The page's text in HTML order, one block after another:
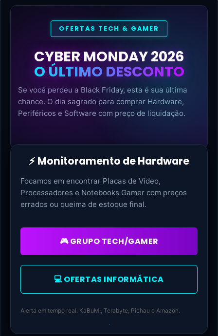
OFERTAS TECH & GAMER
CYBER MONDAY 2026
O ÚLTIMO DESCONTO
Se você perdeu a Black Friday, esta é sua última
chance. O dia sagrado para comprar Hardware,
Periféricos e Software com preço de liquidação.
⚡ Monitoramento de Hardware
Focamos em encontrar Placas de Vídeo,
Processadores e Notebooks Gamer com preços
errados ou queima de estoque final.
🎮 GRUPO TECH/GAMER
💻 OFERTAS INFORMÁTICA
Alerta em tempo real: KaBuM!, Terabyte, Pichau e Amazon.